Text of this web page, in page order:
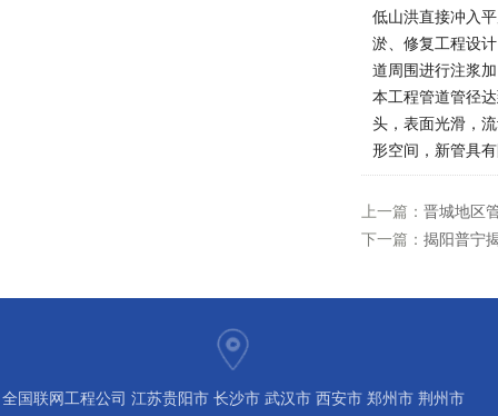
低山洪直接冲入
淤、修复工程设
道周围进行注浆
本工程管道管径
头，表面光滑，
形空间，新管具
上一篇： 晋城地区
下一篇： 揭阳普宁
全国联网工程公司 江苏贵阳市 长沙市 武汉市 西安市 郑州市 荆州市